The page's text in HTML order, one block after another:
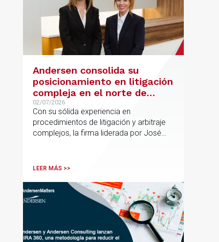
Andersen consolida su
posicionamiento en litigación
compleja en el norte de
España con la incorporación
de Rebeca Larena
02/07/2026
Con su sólida experiencia en
procedimientos de litigación y arbitraje
complejos, la firma liderada por José
posicionamiento en asesoramiento
LEER MÁS >>